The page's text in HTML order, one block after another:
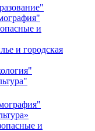
и
и городская
и